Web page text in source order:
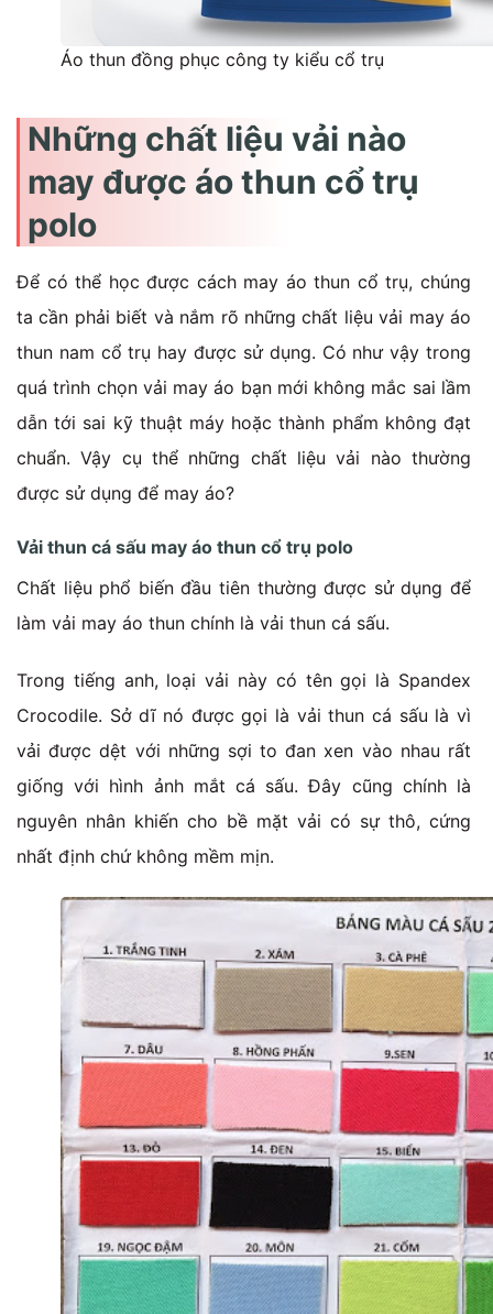
Áo thun đồng phục công ty kiểu cổ trụ
Những chất liệu vải nào
may được áo thun cổ trụ
polo
Để có thể học được cách may áo thun cổ trụ, chúng
ta cần phải biết và nắm rõ những chất liệu vải may áo
thun nam cổ trụ hay được sử dụng. Có như vậy trong
quá trình chọn vải may áo bạn mới không mắc sai lầm
dẫn tới sai kỹ thuật máy hoặc thành phẩm không đạt
chuẩn. Vậy cụ thể những chất liệu vải nào thường
được sử dụng để may áo?
Vải thun cá sấu may áo thun cổ trụ polo
Chất liệu phổ biến đầu tiên thường được sử dụng để
làm vải may áo thun chính là vải thun cá sấu.
Trong tiếng anh, loại vải này có tên gọi là Spandex
Crocodile. Sở dĩ nó được gọi là vải thun cá sấu là vì
vải được dệt với những sợi to đan xen vào nhau rất
giống với hình ảnh mắt cá sấu. Đây cũng chính là
nguyên nhân khiến cho bề mặt vải có sự thô, cứng
nhất định chứ không mềm mịn.